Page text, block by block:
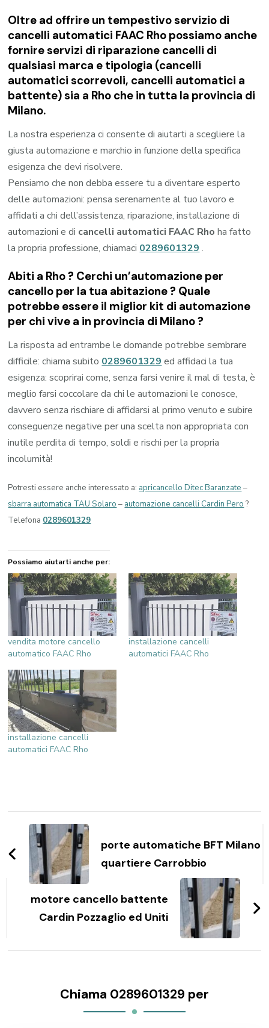
Oltre ad offrire un tempestivo servizio di
cancelli automatici FAAC Rho possiamo anche
fornire servizi di riparazione cancelli di
qualsiasi marca e tipologia (cancelli
automatici scorrevoli, cancelli automatici a
battente) sia a Rho che in tutta la provincia di
Milano.
La nostra esperienza ci consente di aiutarti a scegliere la
giusta automazione e marchio in funzione della specifica
esigenza che devi risolvere.
Pensiamo che non debba essere tu a diventare esperto
delle automazioni: pensa serenamente al tuo lavoro e
affidati a chi dell’assistenza, riparazione, installazione di
automazioni e di cancelli automatici FAAC Rho ha fatto
la propria professione, chiamaci 0289601329 .
Abiti a Rho? Cerchi un’automazione per
cancello per la tua abitazione ? Quale
potrebbe essere il miglior kit di automazione
per chi vive a in provincia di Milano?
La risposta ad entrambe le domande potrebbe sembrare
difficile: chiama subito 0289601329 ed affidaci la tua
esigenza: scoprirai come, senza farsi venire il mal di testa, è
meglio farsi coccolare da chi le automazioni le conosce,
davvero senza rischiare di affidarsi al primo venuto e subire
conseguenze negative per una scelta non appropriata con
inutile perdita di tempo, soldi e rischi per la propria
incolumità!
Potresti essere anche interessato a: apricancello Ditec Baranzate –
sbarra automatica TAU Solaro – automazione cancelli Cardin Pero ?
Telefona 0289601329
Possiamo aiutarti anche per:
vendita motore cancello
automatico FAAC Rho
installazione cancelli
automatici FAAC Rho
installazione cancelli
automatici FAAC Rho
Navigazione
articoli
porte automatiche BFT Milano
quartiere Carrobbio
motore cancello battente
Cardin Pozzaglio ed Uniti
Chiama 0289601329 per